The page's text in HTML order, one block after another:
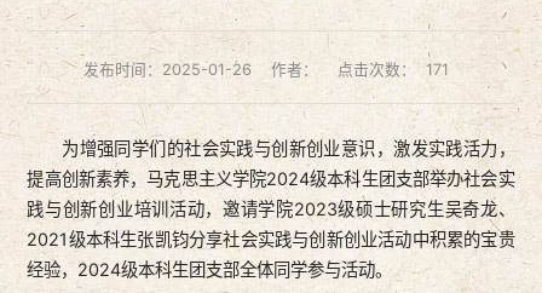
发布时间：2025-01-26 作者： 点击次数： 171
为增强同学们的社会实践与创新创业意识，激发实践活力，
提高创新素养，马克思主义学院2024级本科生团支部举办社会实
践与创新创业培训活动，邀请学院2023级硕士研究生吴奇龙、
2021级本科生张凯钧分享社会实践与创新创业活动中积累的宝贵
经验，2024级本科生团支部全体同学参与活动。